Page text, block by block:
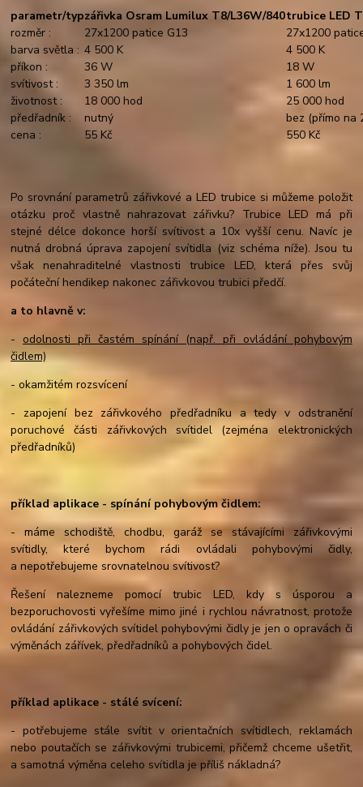
parametr/typzářivka Osram Lumilux T8/L36W/840trubice LED
rozměr :
27x1200 patice G13
27x1200
barva světla : 4 500 K
4 500 K
příkon :
36 W
18 W
svítivost :
3 350 lm
1 600 lm
životnost :
18 000 hod
25 000 hod
předřadník :
nutný
bez (přímo na
cena :
55 Kč 550 Kč
Po srovnání parametrů zářivkové a LED trubice si můžeme položit
otázku proč vlastně nahrazovat zářivku? Trubice LED má při
stejné délce dokonce horší svítivost a 10x vyšší cenu. Navíc je
nutná drobná úprava zapojení svítidla (viz schéma níže). Jsou tu
však nenahraditelné vlastnosti trubice LED, která přes svůj
počáteční hendikep nakonec zářivkovou trubici předčí.
a to hlavně v:
-odolnosti při častém spínání (např. při ovládání pohybovým
čidlem)
- okamžitém rozsvícení
- zapojení bez zářivkového předřadníku a tedy v odstranění
poruchové části zářivkových svítidel (zejména elektronických
předřadníků)
příklad aplikace - spínání pohybovým čidlem:
- máme schodiště, chodbu, garáž se stávajícími zářivkovými
svítidly, které bychom rádi ovládali pohybovými čidly,
a nepotřebujeme srovnatelnou svítivost?
Řešení nalezneme pomocí trubic LED, kdy s úsporou a
bezporuchovosti vyřešíme mimo jiné i rychlou návratnost, protože
ovládání zářivkových svítidel pohybovými čidly je jen o opravách či
výměnách zářívek, předřadníků a pohybových čidel.
příklad aplikace - stálé svícení:
- potřebujeme stále svítit v orientačních svítidlech, reklamách
nebo poutačích se zářivkovými trubicemi, přičemž chceme ušetřit,
a samotná výměna celeho svítidla je příliš nákladná?